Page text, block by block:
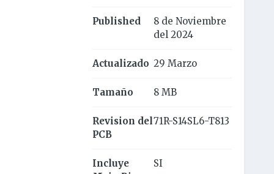
Published
8 de Noviembre
del 2024
Actualizado 29 Marzo
Tamaño 8 MB
Revision del
PCB
71R-S14SL6-T813
Incluye
SI